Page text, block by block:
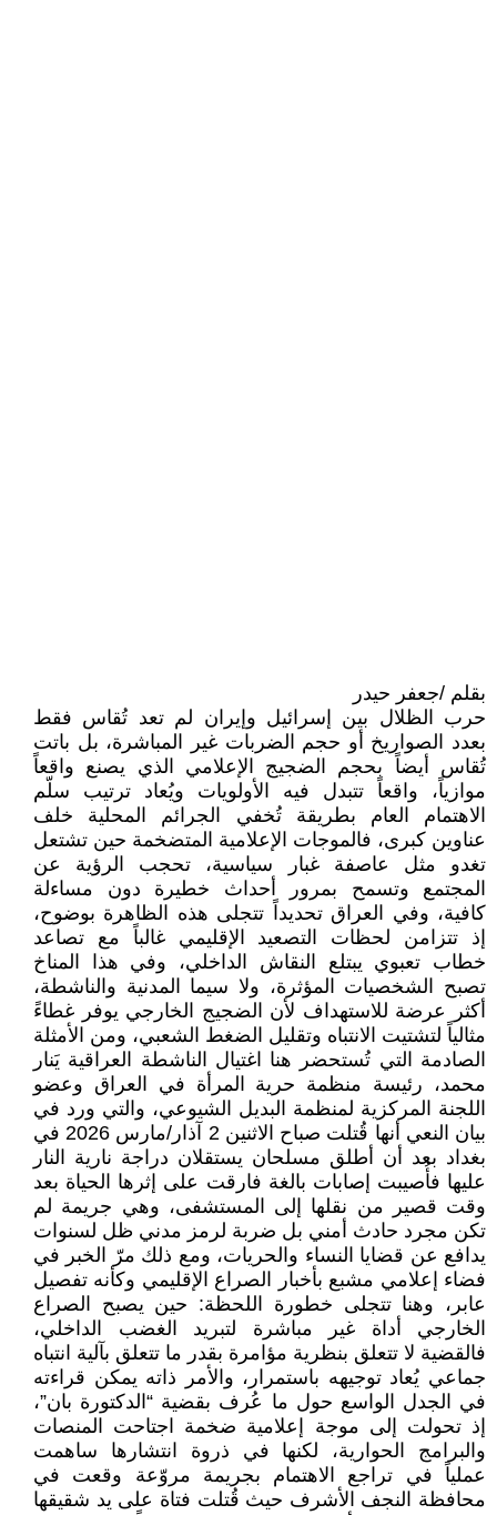
بقلم /جعفر حيدر
حرب الظلال بين إسرائيل وإيران لم تعد تُقاس فقط
بعدد الصواريخ أو حجم الضربات غير المباشرة، بل باتت
تُقاس أيضاً بحجم الضجيج الإعلامي الذي يصنع واقعاً
موازياً، واقعاً تتبدل فيه الأولويات ويُعاد ترتيب سلّم
الاهتمام العام بطريقة تُخفي الجرائم المحلية خلف
عناوين كبرى، فالموجات الإعلامية المتضخمة حين تشتعل
تغدو مثل عاصفة غبار سياسية، تحجب الرؤية عن
المجتمع وتسمح بمرور أحداث خطيرة دون مساءلة
كافية، وفي العراق تحديداً تتجلى هذه الظاهرة بوضوح،
إذ تتزامن لحظات التصعيد الإقليمي غالباً مع تصاعد
خطاب تعبوي يبتلع النقاش الداخلي، وفي هذا المناخ
تصبح الشخصيات المؤثرة، ولا سيما المدنية والناشطة،
أكثر عرضة للاستهداف لأن الضجيج الخارجي يوفر غطاءً
مثالياً لتشتيت الانتباه وتقليل الضغط الشعبي، ومن الأمثلة
الصادمة التي تُستحضر هنا اغتيال الناشطة العراقية يَنار
محمد، رئيسة منظمة حرية المرأة في العراق وعضو
اللجنة المركزية لمنظمة البديل الشيوعي، والتي ورد في
بيان النعي أنها قُتلت صباح الاثنين 2 آذار/مارس 2026 في
بغداد بعد أن أطلق مسلحان يستقلان دراجة نارية النار
عليها فأُصيبت إصابات بالغة فارقت على إثرها الحياة بعد
وقت قصير من نقلها إلى المستشفى، وهي جريمة لم
تكن مجرد حادث أمني بل ضربة لرمز مدني ظل لسنوات
يدافع عن قضايا النساء والحريات، ومع ذلك مرّ الخبر في
فضاء إعلامي مشبع بأخبار الصراع الإقليمي وكأنه تفصيل
عابر، وهنا تتجلى خطورة اللحظة: حين يصبح الصراع
الخارجي أداة غير مباشرة لتبريد الغضب الداخلي،
فالقضية لا تتعلق بنظرية مؤامرة بقدر ما تتعلق بآلية انتباه
جماعي يُعاد توجيهه باستمرار، والأمر ذاته يمكن قراءته
في الجدل الواسع حول ما عُرف بقضية “الدكتورة بان”،
إذ تحولت إلى موجة إعلامية ضخمة اجتاحت المنصات
والبرامج الحوارية، لكنها في ذروة انتشارها ساهمت
عملياً في تراجع الاهتمام بجريمة مروّعة وقعت في
محافظة النجف الأشرف حيث قُتلت فتاة على يد شقيقها